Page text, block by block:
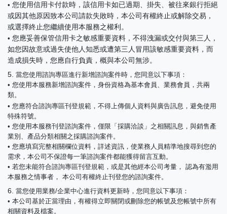
• 您使用信用卡付款時，該信用卡如已過期、掛失、被往來銀行拒絕
或因其他原因致本公司請款失敗時，本公司有權終止或解除交易，
或選擇終止您繼續使用本服務之權利。
• 您應妥善保管信用卡之敏感重要資料，不得洩漏或交付與第三人，
如您因故意或過失使他人知悉或遭第三人冒用該敏感重要資料，而
造成損失時，您應自行負責，概與本公司無涉。
5. 當您使用諮詢專區進行新增諮詢案件時，您同意以下事項：
• 您使用本服務新增諮詢案件，身份資格為基本會員、業務會員，共兩
類。
• 您應符合諮詢專區刊登規範，不得上傳個人資料與廣告訊息，避免使用
特殊符號。
• 您使用本服務刊登諮詢案件，僅限「採購洽談」之相關訊息，與銷售產
業別、產品分類相關之採購諮詢案件。
• 您應填寫完整相關欄位資料，詳述資訊，使業務人員精準地搜尋到您的
需求，本公司不保證每一筆諮詢案件都能獲得留言互動。
• 若您未能符合諮詢專區刊登規範，或是其他經本公司考量， 認為有濫用
本服務之情事者， 本公司有權終止刊登您的諮詢案件。
6. 當您使用業務/企業中心進行資料更新時，您同意以下事項：
• 本公司基於正當理由，有權得立即關閉或刪除您的帳號及您帳號中所有
相關資料及檔案。​